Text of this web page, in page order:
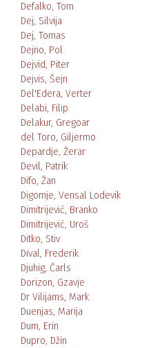
Defalko, Tom
Dej, Silvija
Dej, Tomas
Dejno, Pol
Dejvid, Piter
Dejvis, Šejn
Del'Edera, Verter
Delabi, Filip
Delakur, Gregoar
del Toro, Giljermo
Depardje, Žerar
Devil, Patrik
Difo, Žan
Digomje, Vensal Lodevik
Dimitrijević, Branko
Dimitrijević, Uroš
Ditko, Stiv
Dival, Frederik
Djuhig, Čarls
Dorizon, Gzavje
Dr Vilijams, Mark
Duenjas, Marija
Dum, Erin
Dupro, Džin